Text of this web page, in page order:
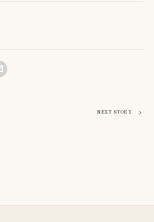
NEXT STORY